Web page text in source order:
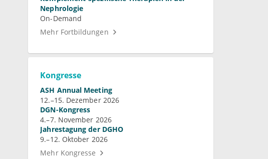
Nephrologie
On-Demand
Mehr Fortbildungen
Kongresse
ASH Annual Meeting
12.–15. Dezember 2026
DGN-Kongress
4.–7. November 2026
Jahrestagung der DGHO
9.–12. Oktober 2026
Mehr Kongresse